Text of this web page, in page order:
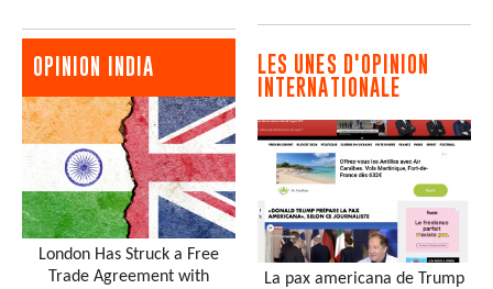
OPINION INDIA
London Has Struck a Free
Trade Agreement with
LES UNES D'OPINION
INTERNATIONALE
La pax americana de Trump